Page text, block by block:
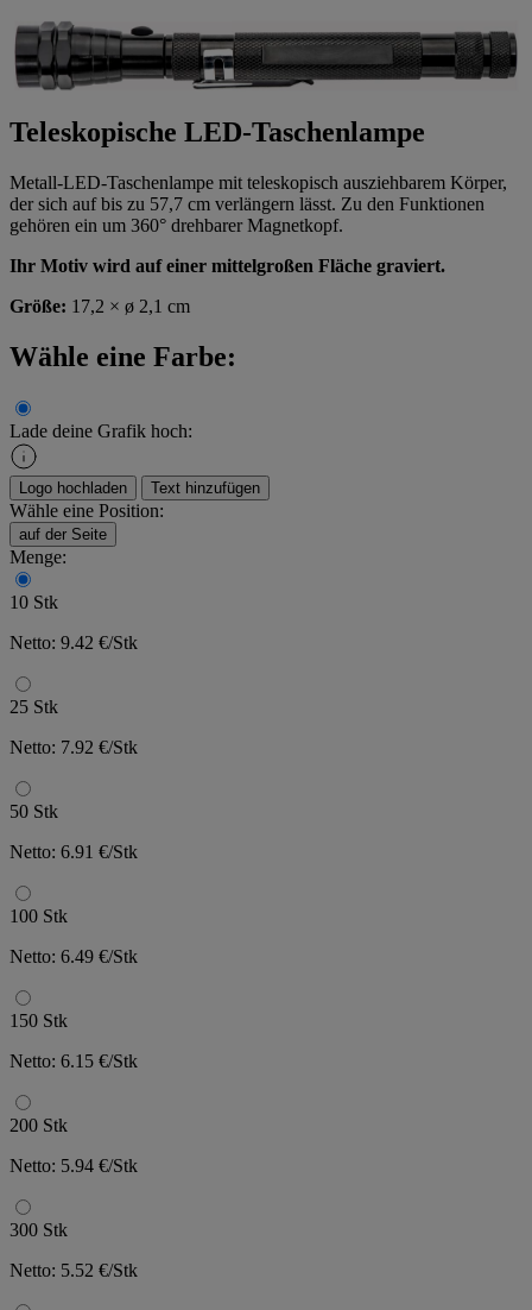
Teleskopische LED-Taschenlampe
Metall-LED-Taschenlampe mit teleskopisch ausziehbarem Körper,
der sich auf bis zu 57,7 cm verlängern lässt. Zu den Funktionen
gehören ein um 360° drehbarer Magnetkopf.
Ihr Motiv wird auf einer mittelgroßen Fläche graviert.
Größe: 17,2 × ø 2,1 cm
Wähle eine Farbe:
Lade deine Grafik hoch:
Logo hochladen Text hinzufügen
Wähle eine Position:
auf der Seite
Menge:
10 Stk
Netto: 9.42 €/Stk
25 Stk
Netto: 7.92 €/Stk
50 Stk
Netto: 6.91 €/Stk
100 Stk
Netto: 6.49 €/Stk
150 Stk
Netto: 6.15 €/Stk
200 Stk
Netto: 5.94 €/Stk
300 Stk
Netto: 5.52 €/Stk